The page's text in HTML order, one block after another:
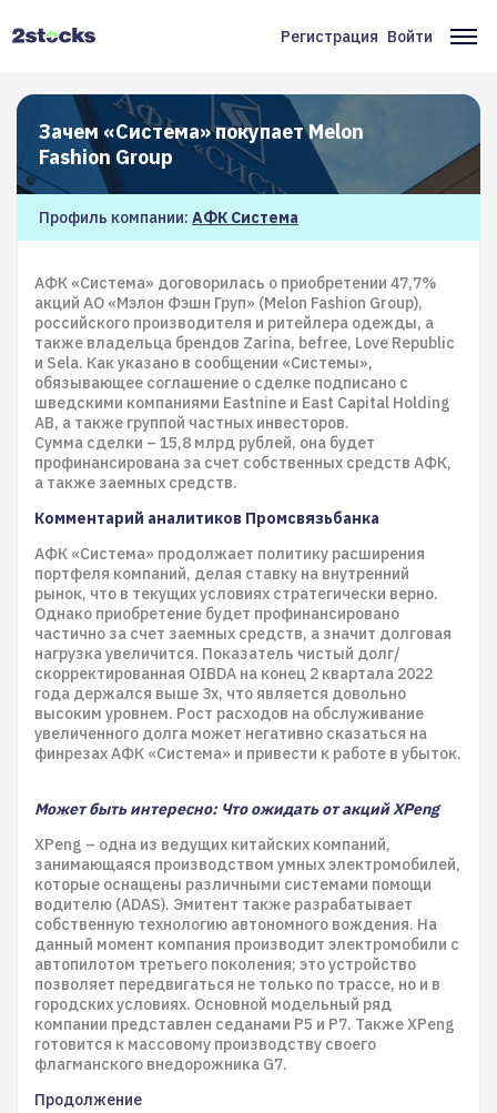
Меню
учётной
записи
пользователя
Регистрация Войти
Зачем «Система» покупает Melon
Fashion Group
Профиль компании: АФК Система
АФК «Система» договорилась о приобретении 47,7%
акций АО «Мэлон Фэшн Груп» (Melon Fashion Group),
российского производителя и ритейлера одежды, а
также владельца брендов Zarina, befree, Love Republic
и Sela. Как указано в сообщении «Системы»,
обязывающее соглашение о сделке подписано с
шведскими компаниями Eastnine и East Capital Holding
AB, а также группой частных инвесторов.
Сумма сделки – 15,8 млрд рублей, она будет
профинансирована за счет собственных средств АФК,
а также заемных средств.
Комментарий аналитиков Промсвязьбанка
АФК «Система» продолжает политику расширения
портфеля компаний, делая ставку на внутренний
рынок, что в текущих условиях стратегически верно.
Однако приобретение будет профинансировано
частично за счет заемных средств, а значит долговая
нагрузка увеличится. Показатель чистый долг/
скорректированная OIBDA на конец 2 квартала 2022
года держался выше 3х, что является довольно
высоким уровнем. Рост расходов на обслуживание
увеличенного долга может негативно сказаться на
финрезах АФК «Система» и привести к работе в убыток.
Может быть интересно: Что ожидать от акций XPeng
XPeng – одна из ведущих китайских компаний,
занимающаяся производством умных электромобилей,
которые оснащены различными системами помощи
водителю (ADAS). Эмитент также разрабатывает
собственную технологию автономного вождения. На
данный момент компания производит электромобили с
автопилотом третьего поколения; это устройство
позволяет передвигаться не только по трассе, но и в
городских условиях. Основной модельный ряд
компании представлен седанами P5 и P7. Также XPeng
готовится к массовому производству своего
флагманского внедорожника G7.
Продолжение